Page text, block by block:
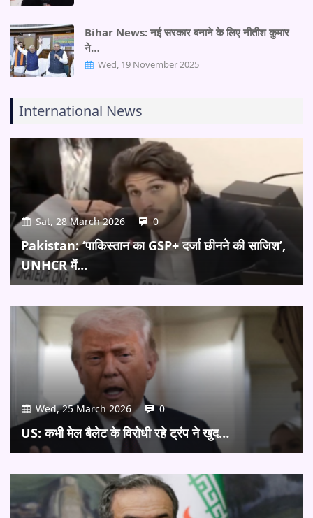
Bihar News: नई सरकार बनाने के लिए नीतीश कुमार
ने…
Wed, 19 November 2025
International News
Sat, 28 March 2026 0
Pakistan: ‘पाकिस्तान का GSP+ दर्जा छीनने की साजिश’,
UNHCR में…
Wed, 25 March 2026 0
US: कभी मेल बैलेट के विरोधी रहे ट्रंप ने खुद…